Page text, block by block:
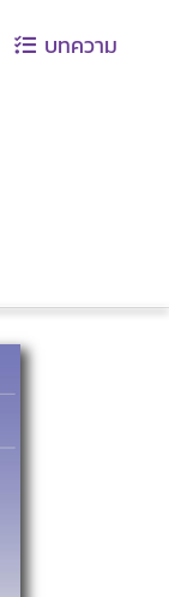
บทความ